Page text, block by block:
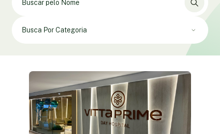
Busca Por Categoria